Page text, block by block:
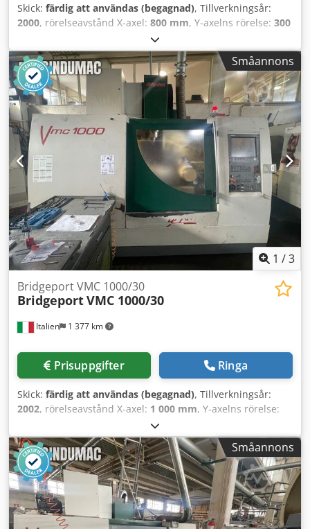
Skick: färdig att användas (begagnad), Tillverkningsår:
2000, rörelseavstånd X-axel: 800 mm, Y-axelns rörelse: 300
500 mm
HEIDENHAIN, kontrollermodell:426, spindelhastighet
(max):6 000 varv/min, antal platser i verktygsmagasinet:
30, antal axlar:
, Denna 5-axliga Bridgeport VMC 800/30
tillverkades år 2000. Den har ett X-axelrörelseområde på
800 mm, ett Y-axelrörelseområde på 300 mm och ett Z-
axelrörelseområde på 500 mm. Maskinen är utrustad med
en Heidenhain 426-styrning och har ett spindelhastighet
på 6000 varv per minut samt 30 verktygsplatser. Om du är
ute efter högkvalitativa bearbetningsmöjligheter bör du
överväga det vertikala bearbetningscentret Bridgeport
VMC 800/30 som vi har till salu. Kontakta oss för mer
information. Djdpfxszf I Uds Apbswa • Gränssnitt för 4:e
och 5:e axeln till Jones & Shipmans vridbord Technical
Specification Taper Size BT 40
Småannons
1 /3
Italien 1 377 km
Bridgeport VMC 1000/30
BridgeportVMC 1000/30
Prisuppgifter Ringa
Skick: färdig att användas (begagnad), Tillverkningsår:
2002, rörelseavstånd X-axel: 1 000 mm, Y-axelns rörelse:
, rörelseavstånd Z-axel:
HEIDENHAIN, kontrollermodell:TNC 530, spindelhastighet
(max):10 000 varv/min, antal platser i verktygsmagasinet:
30, antal axlar:5, Denna 5-axliga Bridgeport VMC 1000/30
tillverkades år 2002. Den har en imponerande rörelseväg
på X-axeln på 1000 mm, på Y-axeln på 600 mm och på Z-
axeln på 500 mm. Maskinen är utrustad med en
HEIDENHAIN TNC 530-styrning och ett 5-axligt vridbord
Småannons